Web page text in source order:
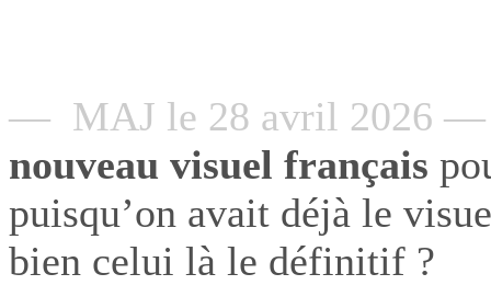
— MAJ le 28 avril 2026 —
nouveau visuel français
puisqu’on avait déjà le
bien celui là le définitif ?